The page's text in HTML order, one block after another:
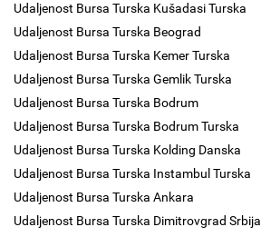
Udaljenost Bursa Turska Kušadasi Turska
Udaljenost Bursa Turska Beograd
Udaljenost Bursa Turska Kemer Turska
Udaljenost Bursa Turska Gemlik Turska
Udaljenost Bursa Turska Bodrum
Udaljenost Bursa Turska Bodrum Turska
Udaljenost Bursa Turska Kolding Danska
Udaljenost Bursa Turska Instambul Turska
Udaljenost Bursa Turska Ankara
Udaljenost Bursa Turska Dimitrovgrad Srbija